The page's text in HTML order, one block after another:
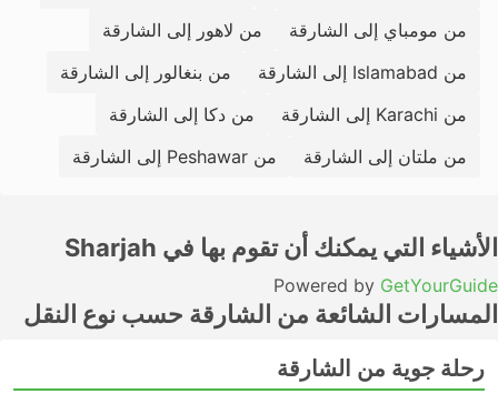
من مومباي إلى الشارقة
من لاهور إلى الشارقة
من Islamabad إلى الشارقة
من بنغالور إلى الشارقة
من Karachi إلى الشارقة
من دكا إلى الشارقة
من ملتان إلى الشارقة
من Peshawar إلى الشارقة
الأشياء التي يمكنك أن تقوم بها في Sharjah
Powered by GetYourGuide
المسارات الشائعة من الشارقة حسب نوع النقل
رحلة جوية من الشارقة